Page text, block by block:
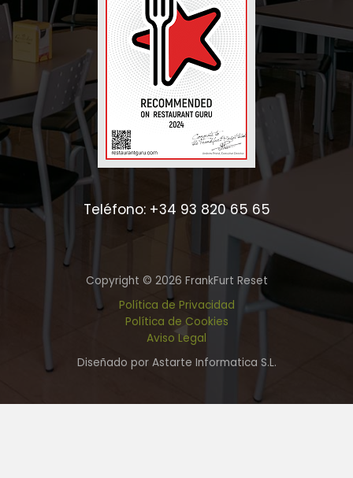
Teléfono: +34 93 820 65 65
Copyright © 2026 FrankFurt Reset
Política de Privacidad
Política de Cookies
Aviso Legal
Diseñado por Astarte Informatica S.L.